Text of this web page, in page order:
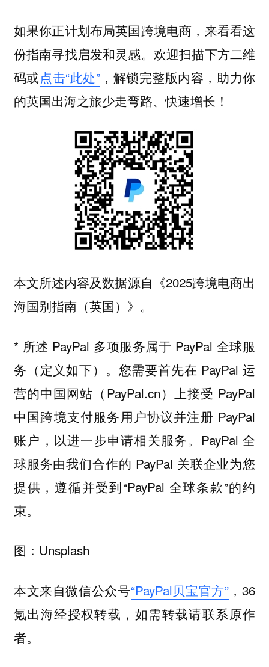
如果你正计划布局英国跨境电商，来看看这
份指南寻找启发和灵感。欢迎扫描下方二维
码或点击“此处”，解锁完整版内容，助力你
的英国出海之旅少走弯路、快速增长！
本文所述内容及数据源自《2025跨境电商出
海国别指南（英国）》。
* 所述 PayPal 多项服务属于 PayPal 全球服
务（定义如下）。您需要首先在 PayPal 运
营的中国网站（PayPal.cn）上接受 PayPal
中国跨境支付服务用户协议并注册 PayPal
账户，以进一步申请相关服务。PayPal 全
球服务由我们合作的 PayPal 关联企业为您
提供，遵循并受到“PayPal 全球条款”的约
束。
图：Unsplash
本文来自微信公众号“PayPal贝宝官方”，36
氪出海经授权转载，如需转载请联系原作
者。